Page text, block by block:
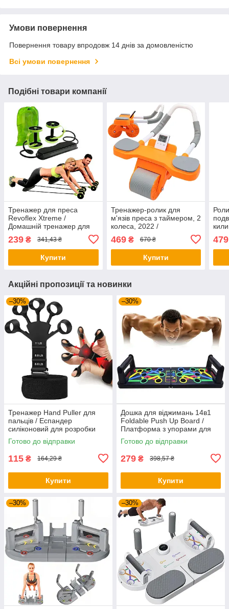
Умови повернення
Повернення товару впродовж 14 днів за домовленістю
Всі умови повернення
Подібні товари компанії
Тренажер для преса
Revoflex Xtreme /
Домашній тренажер для
тренування преса
239 ₴ 341,43 ₴
Купити
Тренажер-ролик для
м'язів преса з таймером, 2
колеса, 2022 /
Автоматичний тренажер
колесо / Колесо для преса
469₴ 670 ₴
Купити
479
Акційні пропозиції та новинки
–30%
Тренажер Hand Puller для
пальців / Еспандер
силіконовий для розробки
пальців руки
Готово до відправки
115 ₴ 164,29 ₴
Купити
–30%
Дошка для віджимань 14в1
Foldable Push Up Board /
Платформа з упорами для
віджимань / Тренажер для
віджимання
Готово до відправки
279 ₴ 398,57 ₴
Купити
–30% –30%